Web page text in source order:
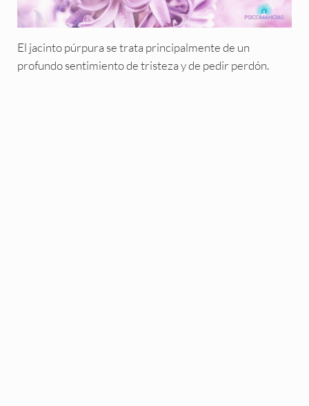
El jacinto púrpura se trata principalmente de un
profundo sentimiento de tristeza y de pedir perdón.